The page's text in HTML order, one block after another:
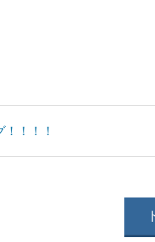
！！！